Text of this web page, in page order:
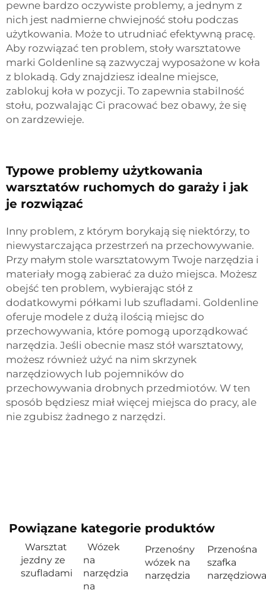
pewne bardzo oczywiste problemy, a jednym z
nich jest nadmierne chwiejność stołu podczas
użytkowania. Może to utrudniać efektywną pracę.
Aby rozwiązać ten problem, stoły warsztatowe
marki Goldenline są zazwyczaj wyposażone w koła
z blokadą. Gdy znajdziesz idealne miejsce,
zablokuj koła w pozycji. To zapewnia stabilność
stołu, pozwalając Ci pracować bez obawy, że się
on zardzewieje.
Typowe problemy użytkowania
warsztatów ruchomych do garaży i jak
je rozwiązać
Inny problem, z którym borykają się niektórzy, to
niewystarczająca przestrzeń na przechowywanie.
Przy małym stole warsztatowym Twoje narzędzia i
materiały mogą zabierać za dużo miejsca. Możesz
obejść ten problem, wybierając stół z
dodatkowymi półkami lub szufladami. Goldenline
oferuje modele z dużą ilością miejsc do
przechowywania, które pomogą uporządkować
narzędzia. Jeśli obecnie masz stół warsztatowy,
możesz również użyć na nim skrzynek
narzędziowych lub pojemników do
przechowywania drobnych przedmiotów. W ten
sposób będziesz miał więcej miejsca do pracy, ale
nie zgubisz żadnego z narzędzi.
Powiązane kategorie produktów
Warsztat
jezdny ze
szufladami
Wózek
na
narzędzia
na
Przenośny
wózek na
narzędzia
Przenośna
szafka
narzędziowa